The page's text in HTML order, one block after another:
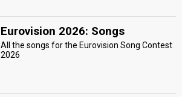
Eurovision 2026: Songs
All the songs for the Eurovision Song Contest
2026